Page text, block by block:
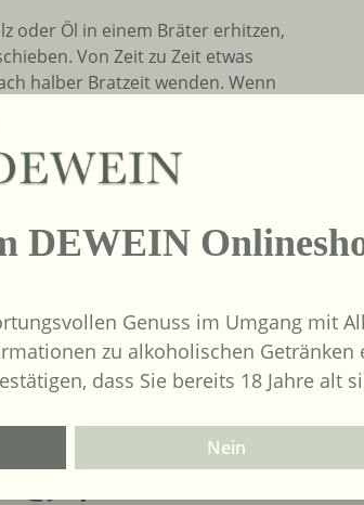
oder Öl in einem Bräter erhitzen,
Von Zeit zu Zeit etwas
halber Bratzeit wenden. Wenn
bis das Wasser
bis die richtige Konsistenz
Blätter zusammenhalten. In
heraus nehmen und zu
15 Min mitbraten.
6,4 g/l
VDP - Mitglied:
DEWEIN
Genuss im Umgang mit
zu alkoholischen Getränken
dass Sie bereits 18 Jahre alt
Nein